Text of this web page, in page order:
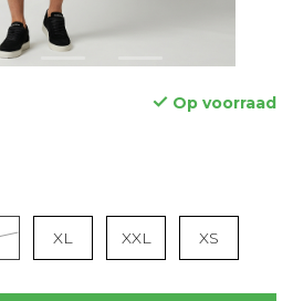
Op voorraad
Lees meer
XL XXL XS